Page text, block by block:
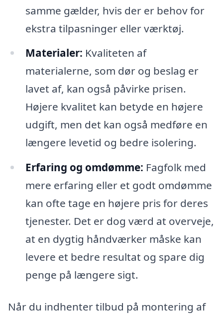
samme gælder, hvis der er behov for
ekstra tilpasninger eller værktøj.
Materialer: Kvaliteten af
materialerne, som dør og beslag er
lavet af, kan også påvirke prisen.
Højere kvalitet kan betyde en højere
udgift, men det kan også medføre en
længere levetid og bedre isolering.
Erfaring og omdømme: Fagfolk med
mere erfaring eller et godt omdømme
kan ofte tage en højere pris for deres
tjenester. Det er dog værd at overveje,
at en dygtig håndværker måske kan
levere et bedre resultat og spare dig
penge på længere sigt.
Når du indhenter tilbud på montering af